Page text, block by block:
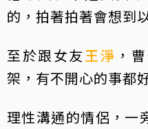
的，拍著拍著會想到
至於跟女友王淨 ，
架，有不開心的事都
理性溝通的情侶，一